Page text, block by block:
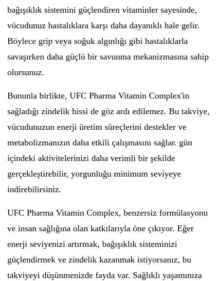
bağışıklık sistemini güçlendiren vitaminler sayesinde,
vücudunuz hastalıklara karşı daha dayanıklı hale gelir.
Böylece grip veya soğuk algınlığı gibi hastalıklarla
savaşırken daha güçlü bir savunma mekanizmasına sahip
olursunuz.
Bununla birlikte, UFC Pharma Vitamin Complex'in
sağladığı zindelik hissi de göz ardı edilemez. Bu takviye,
vücudunuzun enerji üretim süreçlerini destekler ve
metabolizmanızın daha etkili çalışmasını sağlar. gün
içindeki aktivitelerinizi daha verimli bir şekilde
gerçekleştirebilir, yorgunluğu minimum seviyeye
indirebilirsiniz.
UFC Pharma Vitamin Complex, benzersiz formülasyonu
ve insan sağlığına olan katkılarıyla öne çıkıyor. Eğer
enerji seviyenizi artırmak, bağışıklık sisteminizi
güçlendirmek ve zindelik kazanmak istiyorsanız, bu
takviyeyi düşünmenizde fayda var. Sağlıklı yaşamınıza